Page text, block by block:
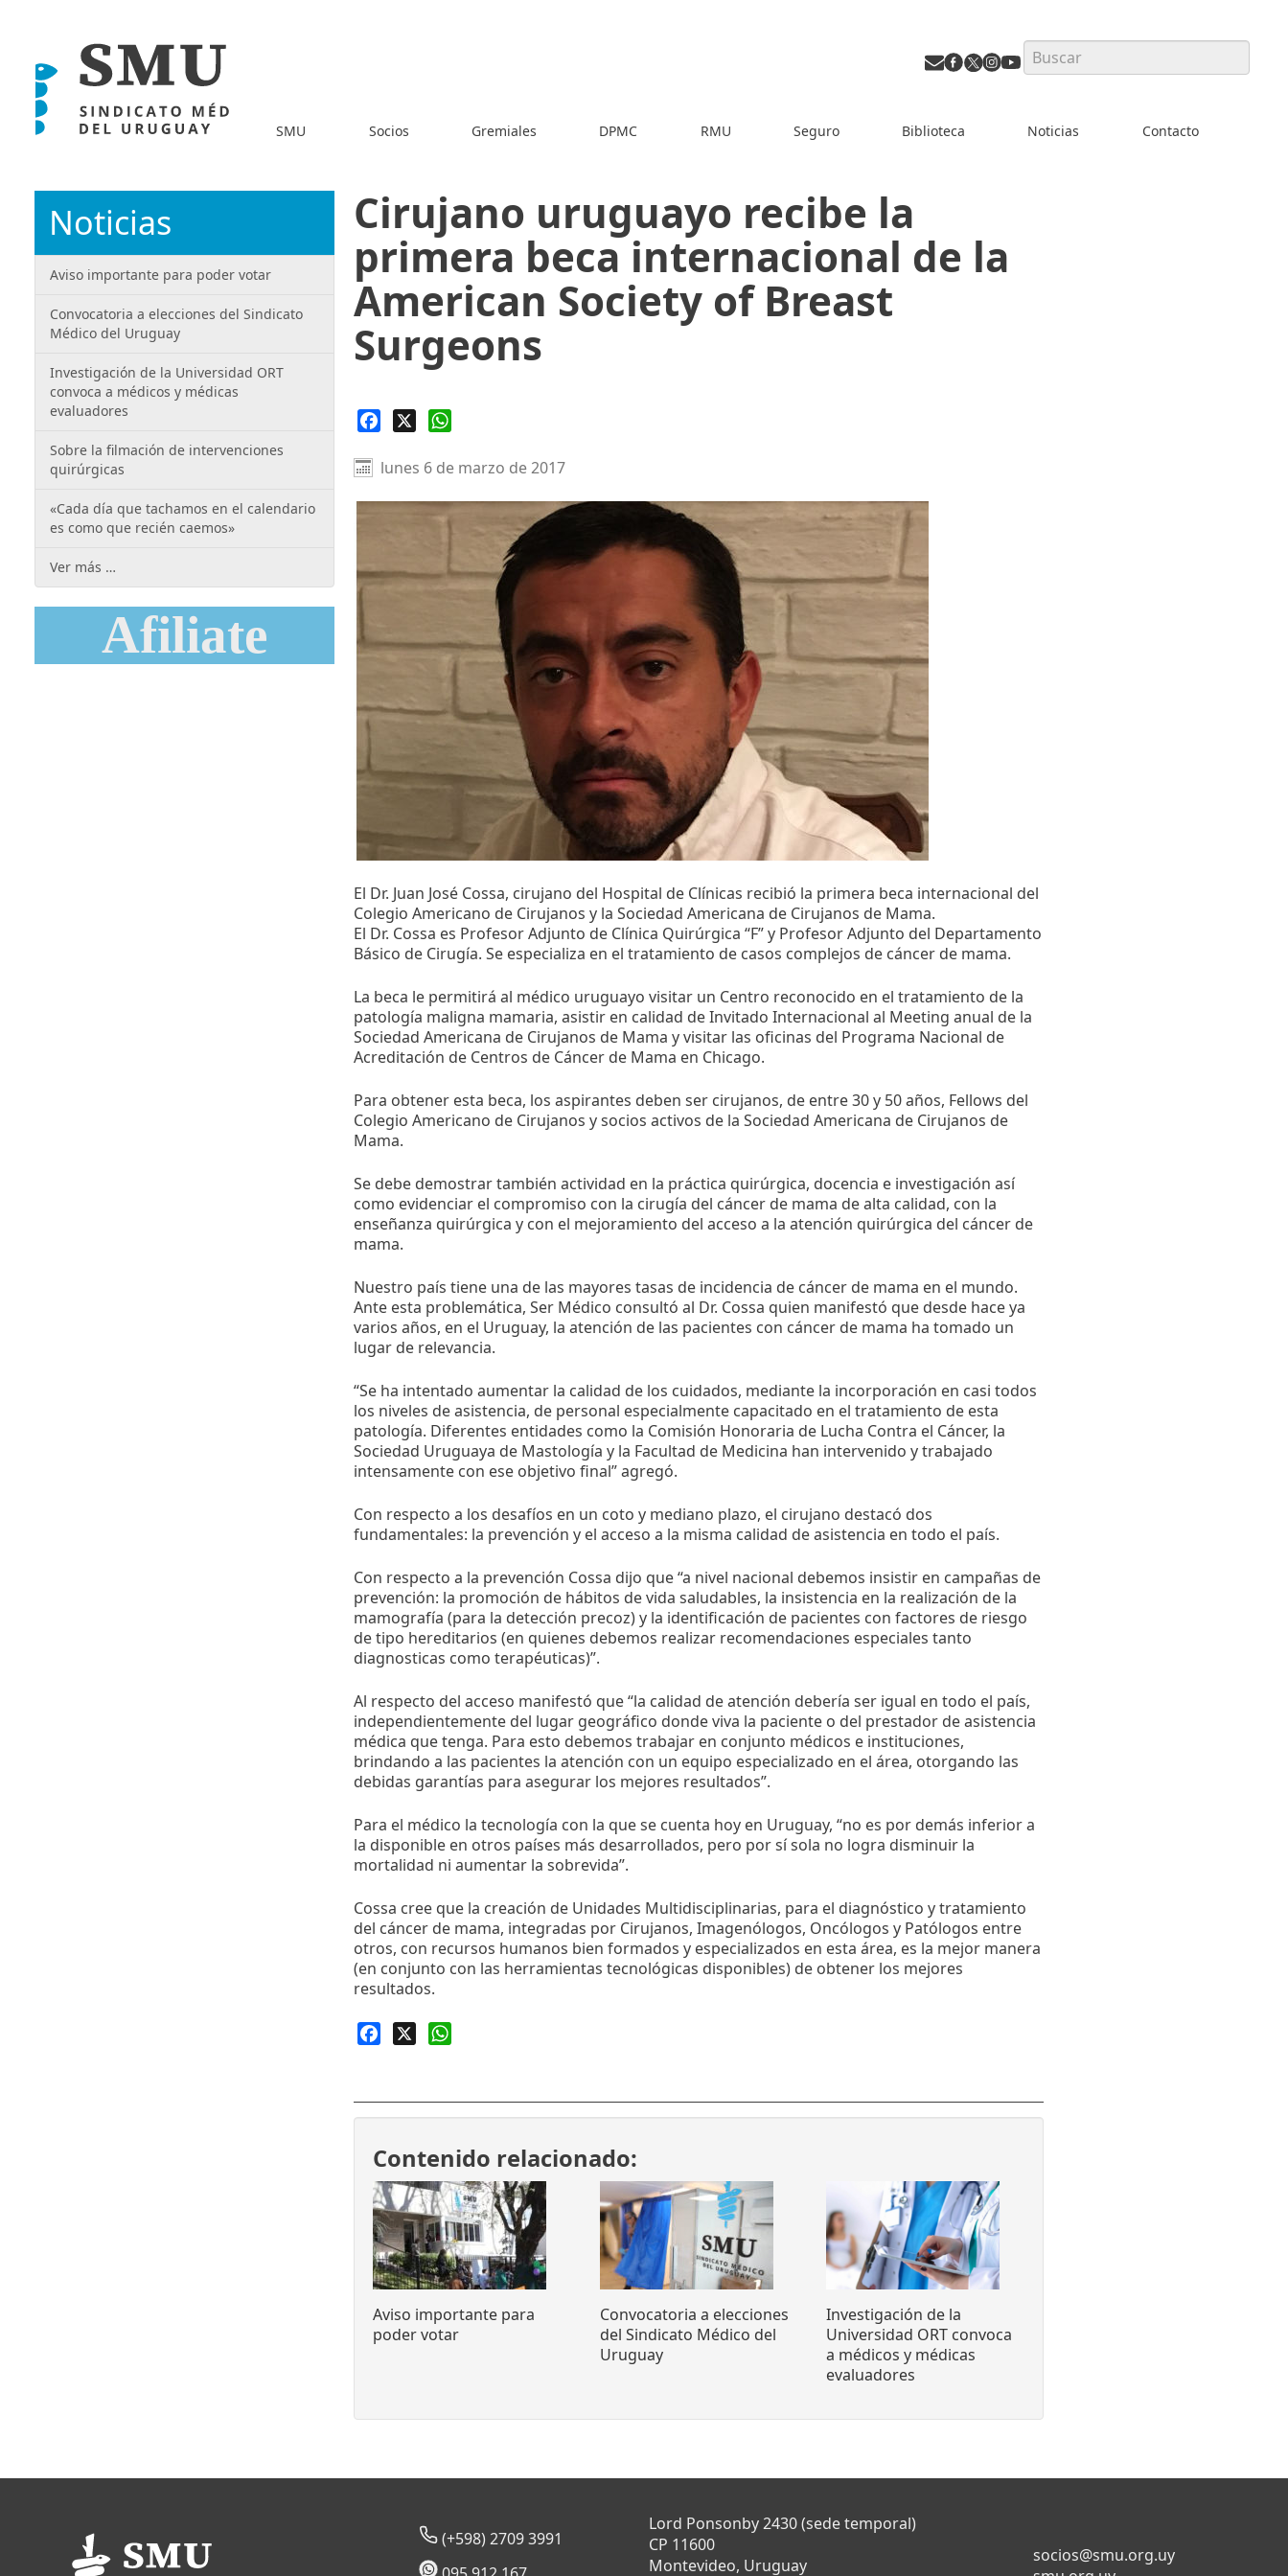
Search
SMU Socios Gremiales DPMC RMU Seguro Biblioteca Noticias Contacto
Cirujano uruguayo recibe la
primera beca internacional de la
American Society of Breast
Surgeons
Facebook
lunes 6 de marzo de 2017
El Dr. Juan José Cossa, cirujano del Hospital de Clínicas recibió la primera beca internacional del
Colegio Americano de Cirujanos y la Sociedad Americana de Cirujanos de Mama.
El Dr. Cossa es Profesor Adjunto de Clínica Quirúrgica “F” y Profesor Adjunto del Departamento
Básico de Cirugía. Se especializa en el tratamiento de casos complejos de cáncer de mama.
La beca le permitirá al médico uruguayo visitar un Centro reconocido en el tratamiento de la
patología maligna mamaria, asistir en calidad de Invitado Internacional al Meeting anual de la
Sociedad Americana de Cirujanos de Mama y visitar las oficinas del Programa Nacional de
Acreditación de Centros de Cáncer de Mama en Chicago.
Para obtener esta beca, los aspirantes deben ser cirujanos, de entre 30 y 50 años, Fellows del
Colegio Americano de Cirujanos y socios activos de la Sociedad Americana de Cirujanos de
Mama.
Se debe demostrar también actividad en la práctica quirúrgica, docencia e investigación así
como evidenciar el compromiso con la cirugía del cáncer de mama de alta calidad, con la
enseñanza quirúrgica y con el mejoramiento del acceso a la atención quirúrgica del cáncer de
mama.
Nuestro país tiene una de las mayores tasas de incidencia de cáncer de mama en el mundo.
Ante esta problemática, Ser Médico consultó al Dr. Cossa quien manifestó que desde hace ya
varios años, en el Uruguay, la atención de las pacientes con cáncer de mama ha tomado un
lugar de relevancia.
“Se ha intentado aumentar la calidad de los cuidados, mediante la incorporación en casi todos
los niveles de asistencia, de personal especialmente capacitado en el tratamiento de esta
patología. Diferentes entidades como la Comisión Honoraria de Lucha Contra el Cáncer, la
Sociedad Uruguaya de Mastología y la Facultad de Medicina han intervenido y trabajado
intensamente con ese objetivo final” agregó.
Con respecto a los desafíos en un coto y mediano plazo, el cirujano destacó dos
fundamentales: la prevención y el acceso a la misma calidad de asistencia en todo el país.
Con respecto a la prevención Cossa dijo que “a nivel nacional debemos insistir en campañas de
prevención: la promoción de hábitos de vida saludables, la insistencia en la realización de la
mamografía (para la detección precoz) y la identificación de pacientes con factores de riesgo
de tipo hereditarios (en quienes debemos realizar recomendaciones especiales tanto
diagnosticas como terapéuticas)”.
Al respecto del acceso manifestó que “la calidad de atención debería ser igual en todo el país,
independientemente del lugar geográfico donde viva la paciente o del prestador de asistencia
médica que tenga. Para esto debemos trabajar en conjunto médicos e instituciones,
brindando a las pacientes la atención con un equipo especializado en el área, otorgando las
debidas garantías para asegurar los mejores resultados”.
Para el médico la tecnología con la que se cuenta hoy en Uruguay, “no es por demás inferior a
la disponible en otros países más desarrollados, pero por sí sola no logra disminuir la
mortalidad ni aumentar la sobrevida”.
Cossa cree que la creación de Unidades Multidisciplinarias, para el diagnóstico y tratamiento
del cáncer de mama, integradas por Cirujanos, Imagenólogos, Oncólogos y Patólogos entre
otros, con recursos humanos bien formados y especializados en esta área, es la mejor manera
(en conjunto con las herramientas tecnológicas disponibles) de obtener los mejores
resultados.
Facebook
Contenido relacionado:
Aviso importante para
poder votar
Convocatoria a elecciones
del Sindicato Médico del
Uruguay
Investigación de la
Universidad ORT convoca
a médicos y médicas
evaluadores
Noticias
Aviso importante para poder votar
Convocatoria a elecciones del Sindicato
Médico del Uruguay
Investigación de la Universidad ORT
convoca a médicos y médicas
evaluadores
Sobre la filmación de intervenciones
quirúrgicas
«Cada día que tachamos en el calendario
es como que recién caemos»
Ver más …
Afiliate
(+598) 2709 3991
Lord Ponsonby 2430 (sede temporal)
CP 11600
Montevideo, Uruguay
socios@smu.org.uy